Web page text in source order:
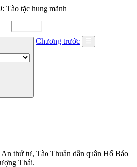
Tào tặc hung mãnh
Chương trước
thứ tư, Tào Thuần dẫn quân Hổ Báo
Thái.